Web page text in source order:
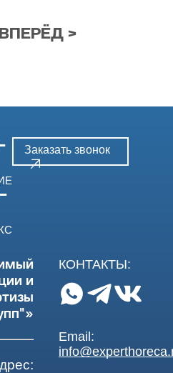
ВПЕРЁД >
Заказать звонок
и
КОНТАКТЫ:
Email: